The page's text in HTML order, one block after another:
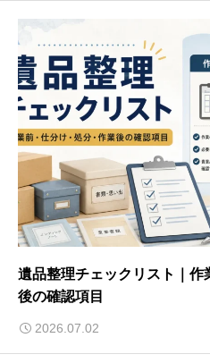
遺品整理チェックリスト｜
後の確認項目
2026.07.02